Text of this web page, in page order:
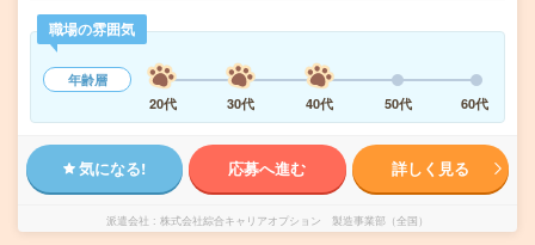
職場の雰囲気
年齢層
20代
30代 40代 50代 60代
気になる! 応募へ進む 詳しく見る
派遣会社 株式会社綜合キャリアオプション 製造事業部（全国）